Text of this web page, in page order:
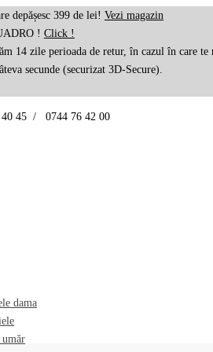
depășesc 399 de lei! Vezi magazin
! Click !
14 zile perioada de retur, în cazul în care te
secunde (securizat 3D-Secure).
40 45 / 0744 76 42 00
dama
umăr